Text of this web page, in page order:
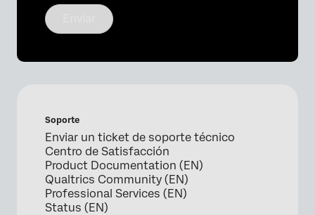
Soporte
Enviar un ticket de soporte técnico
Centro de Satisfacción
Product Documentation (EN)
Qualtrics Community (EN)
Professional Services (EN)
Status (EN)